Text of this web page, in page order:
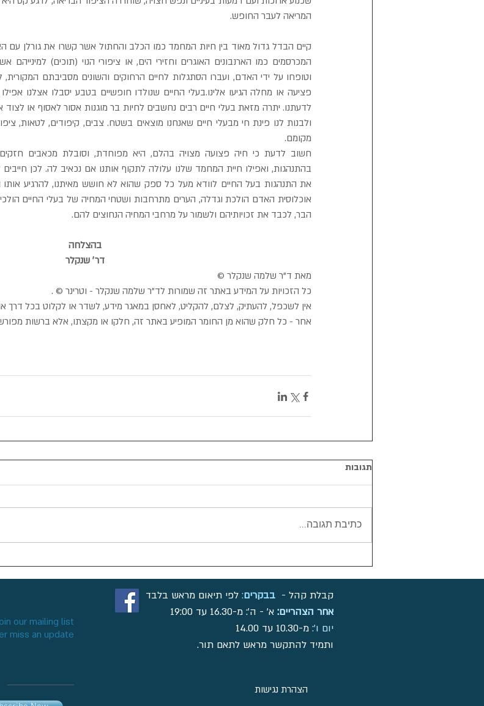
המריאה לעבר החופש.
מקומם.
הבר, לכבד את זכויותיהם ולשמור על מרחבי המחיה הנחוצים להם.
בהצלחה
דר׳ שנקלר
מאת ד"ר שלמה שנקלר ©
כל הזכויות על המידע באתר זה שמורות לד"ר שלמה שנקלר - וטרינר © .
אין לשכפל, להעתיק, לצלם, להקליט, לאחסן במאגר מידע, לשדר או לקלוט בכל דרך או
אחר - כל חלק שהוא מן החומר המופיע באתר זה, חלקו או מקצתו, אלא ברשות
תגובות
כתיבת תגובה...
קבלת קהל - בבקרים: לפי תיאום מראש בלבד
אחר הצהריים: א' - ה': מ-16.30 עד 19:00
יום ו': מ-10.30 עד 14.00
ותמיד להתקשר מראש לתאם תור.
הצהרת נגישות
our mailing list
miss an update